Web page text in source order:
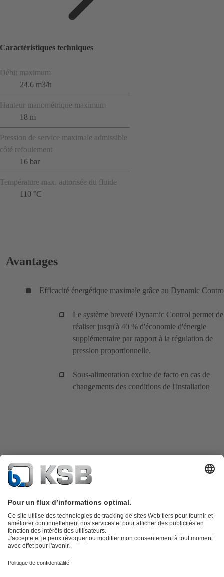
Caractéristiques techniques
Débit maximum
24.6 m3/h
Hauteur manométrique maximum
18 m
Pression de service maximale admissible
côté refoulement
16 bar
Température max. autorisée du fluide
110 °C
Avantages
Efficacité énergétique maximale grâce au Dynamic
Le système breveté Dynamic Control permet de
réaliser jusqu'à 40 % d'économie d'énergie
supplémentaire par rapport à la régulation de
pression proportionnelle.
Sous-alimentation exclue de facto en cas de
changements des conditions de l'installation